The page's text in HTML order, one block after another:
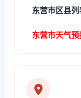
东营市区县列
东营市天气预